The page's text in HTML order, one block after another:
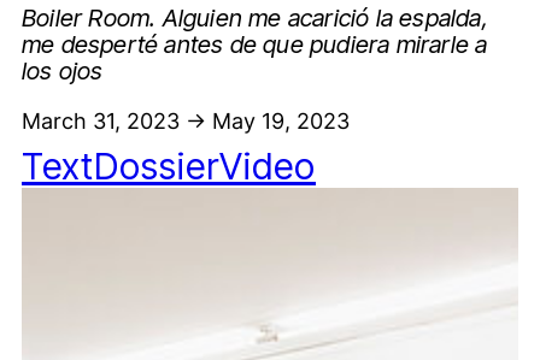
Boiler Room. Alguien me acarició la espalda,
me desperté antes de que pudiera mirarle a
los ojos
March 31, 2023 -> May 19, 2023
TextDossierVideo